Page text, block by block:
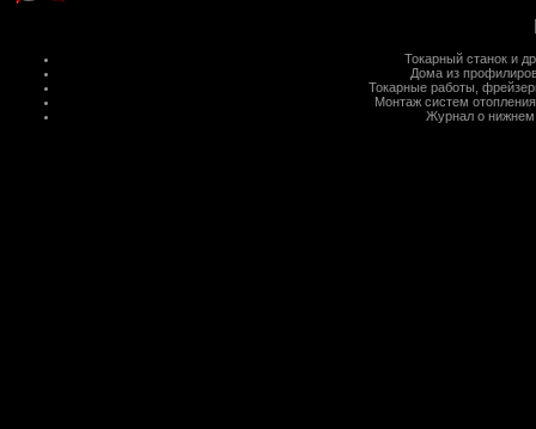
Токарный станок и
Дома из
Токарные работы
Монтаж систем отопления
Журнал о нижнем